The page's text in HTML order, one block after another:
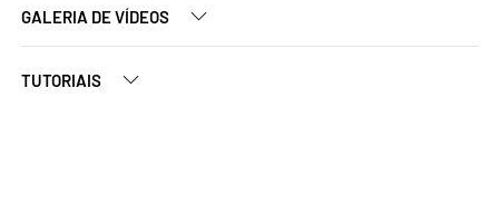
GALERIA DE VÍDEOS
TUTORIAIS